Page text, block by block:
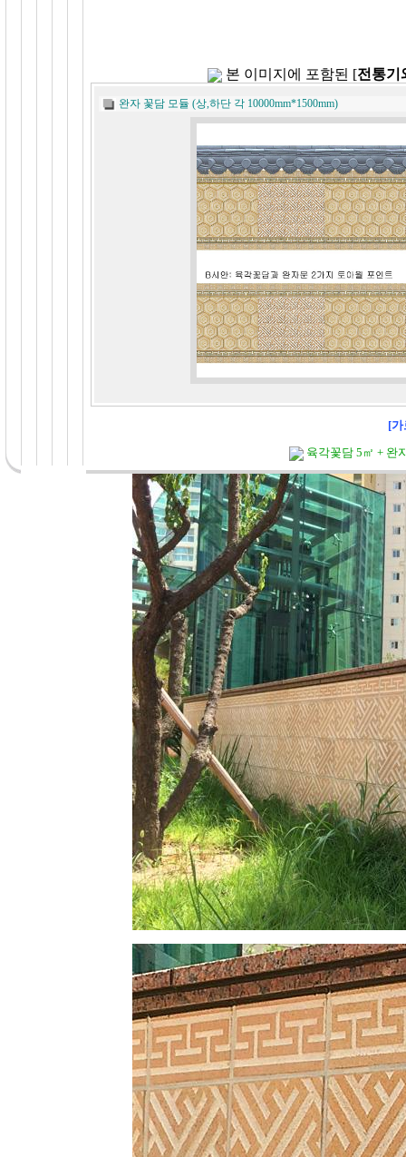
본 이미지에 포함된 [전통기
완자 꽃담 모듈 (상,하단 각 10000mm*1500mm)
[가
육각꽃담 5㎡ + 완